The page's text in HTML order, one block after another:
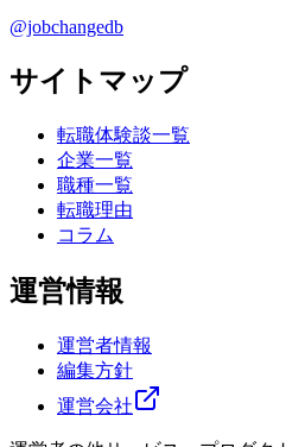
@jobchangedb
サイトマップ
転職体験談一覧
企業一覧
職種一覧
転職理由
コラム
運営情報
運営者情報
編集方針
運営会社